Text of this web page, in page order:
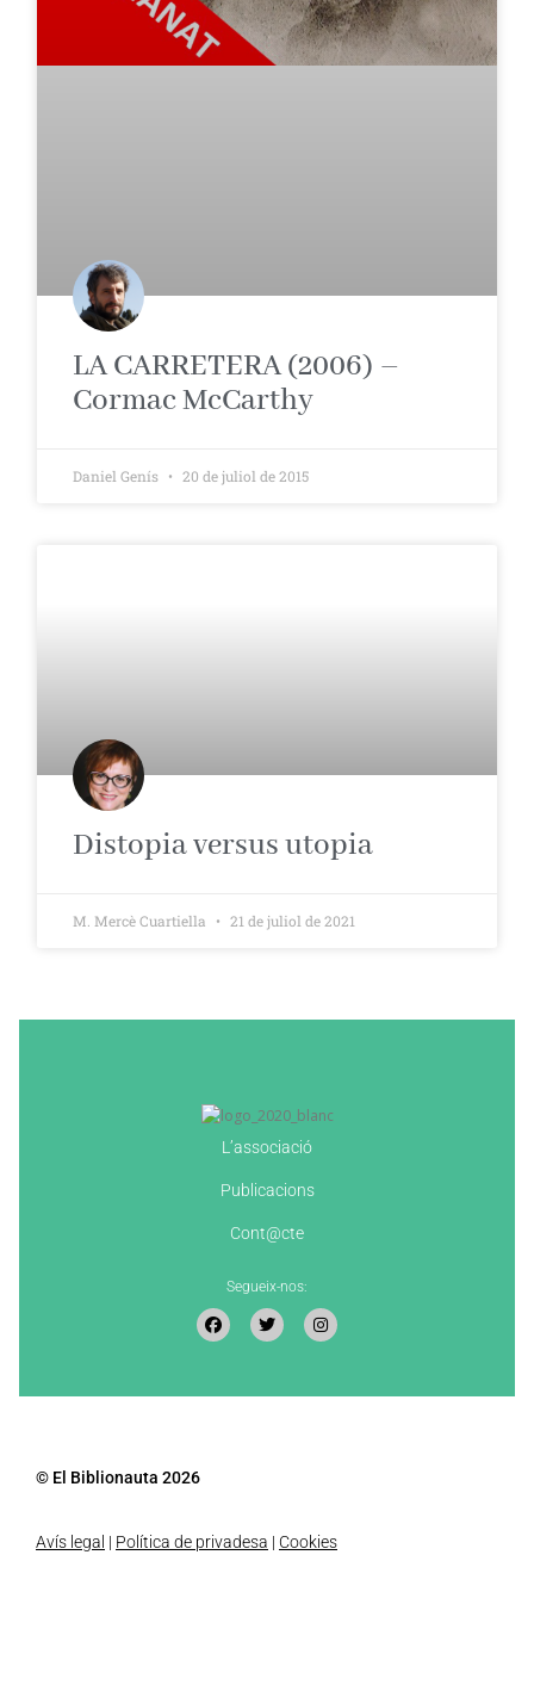
LA CARRETERA (2006) –
Cormac McCarthy
Daniel Genís 20 de juliol de 2015
Distopia versus utopia
M. Mercè Cuartiella 21 de juliol de 2021
L’associació
Publicacions
Cont@cte
Segueix-nos:
© El Biblionauta 2026
Avís legal | Política de privadesa | Cookies